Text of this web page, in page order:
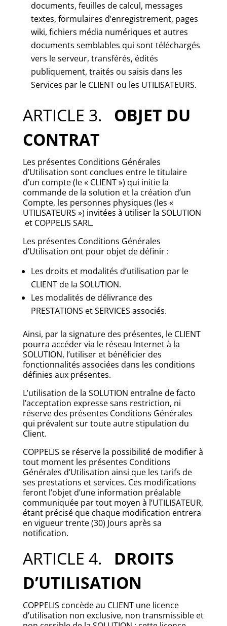
documents, feuilles de calcul, messages
textes, formulaires d’enregistrement, pages
wiki, fichiers média numériques et autres
documents semblables qui sont téléchargés
vers le serveur, transférés, édités
publiquement, traités ou saisis dans les
Services par le CLIENT ou les UTILISATEURS.
ARTICLE 3. OBJET DU
CONTRAT
Les présentes Conditions Générales
d’Utilisation sont conclues entre le titulaire
d’un compte (le « CLIENT ») qui initie la
commande de la solution et la création d’un
Compte, les personnes physiques (les «
UTILISATEURS ») invitées à utiliser la SOLUTION
et COPPELIS SARL.
Les présentes Conditions Générales
d’Utilisation ont pour objet de définir :
Les droits et modalités d’utilisation par le
CLIENT de la SOLUTION.
Les modalités de délivrance des
PRESTATIONS et SERVICES associés.
Ainsi, par la signature des présentes, le CLIENT
pourra accéder via le réseau Internet à la
SOLUTION, l’utiliser et bénéficier des
fonctionnalités associées dans les conditions
définies aux présentes.
L’utilisation de la SOLUTION entraîne de facto
l’acceptation expresse sans restriction, ni
réserve des présentes Conditions Générales
qui prévalent sur toute autre stipulation du
Client.
COPPELIS se réserve la possibilité de modifier à
tout moment les présentes Conditions
Générales d’Utilisation ainsi que les tarifs de
ses prestations et services. Ces modifications
feront l’objet d’une information préalable
communiquée par tout moyen à l’UTILISATEUR,
étant précisé que chaque modification entrera
en vigueur trente (30) Jours après sa
notification.
ARTICLE 4. DROITS
D’UTILISATION
COPPELIS concède au CLIENT une licence
d’utilisation non exclusive, non transmissible et